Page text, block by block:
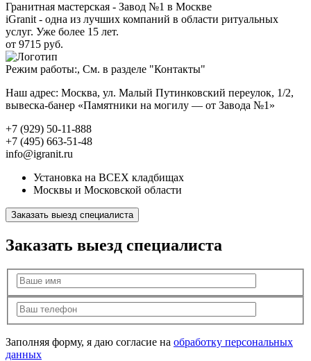
Гранитная мастерская - Завод №1 в Москве
iGranit - одна из лучших компаний в области ритуальных
услуг. Уже более 15 лет.
от 9715 руб.
Режим работы:, См. в разделе "Контакты"
Наш адрес: Москва, ул. Малый Путинковский переулок, 1/2,
вывеска-банер «Памятники на могилу — от Завода №1»
+7 (929) 50-11-888
+7 (495) 663-51-48
info@igranit.ru
Установка на ВСЕХ кладбищах
Москвы и Московской области
Заказать выезд специалиста
Заказать выезд специалиста
Заполняя форму, я даю согласие на обработку персональных
данных